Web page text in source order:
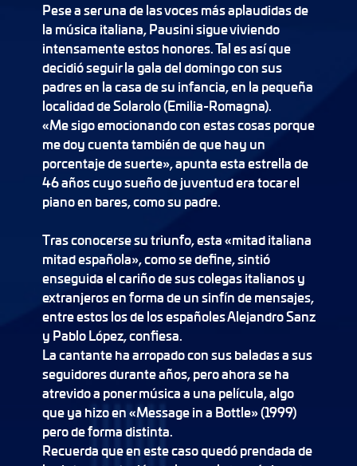
Pese a ser una de las voces más aplaudidas de
la música italiana, Pausini sigue viviendo
intensamente estos honores. Tal es así que
decidió seguir la gala del domingo con sus
padres en la casa de su infancia, en la pequeña
localidad de Solarolo (Emilia-Romagna).
«Me sigo emocionando con estas cosas porque
me doy cuenta también de que hay un
porcentaje de suerte», apunta esta estrella de
46 años cuyo sueño de juventud era tocar el
piano en bares, como su padre.
Tras conocerse su triunfo, esta «mitad italiana
mitad española», como se define, sintió
enseguida el cariño de sus colegas italianos y
extranjeros en forma de un sinfín de mensajes,
entre estos los de los españoles Alejandro Sanz
y Pablo López, confiesa.
La cantante ha arropado con sus baladas a sus
seguidores durante años, pero ahora se ha
atrevido a poner música a una película, algo
que ya hizo en «Message in a Bottle» (1999)
pero de forma distinta.
Recuerda que en este caso quedó prendada de